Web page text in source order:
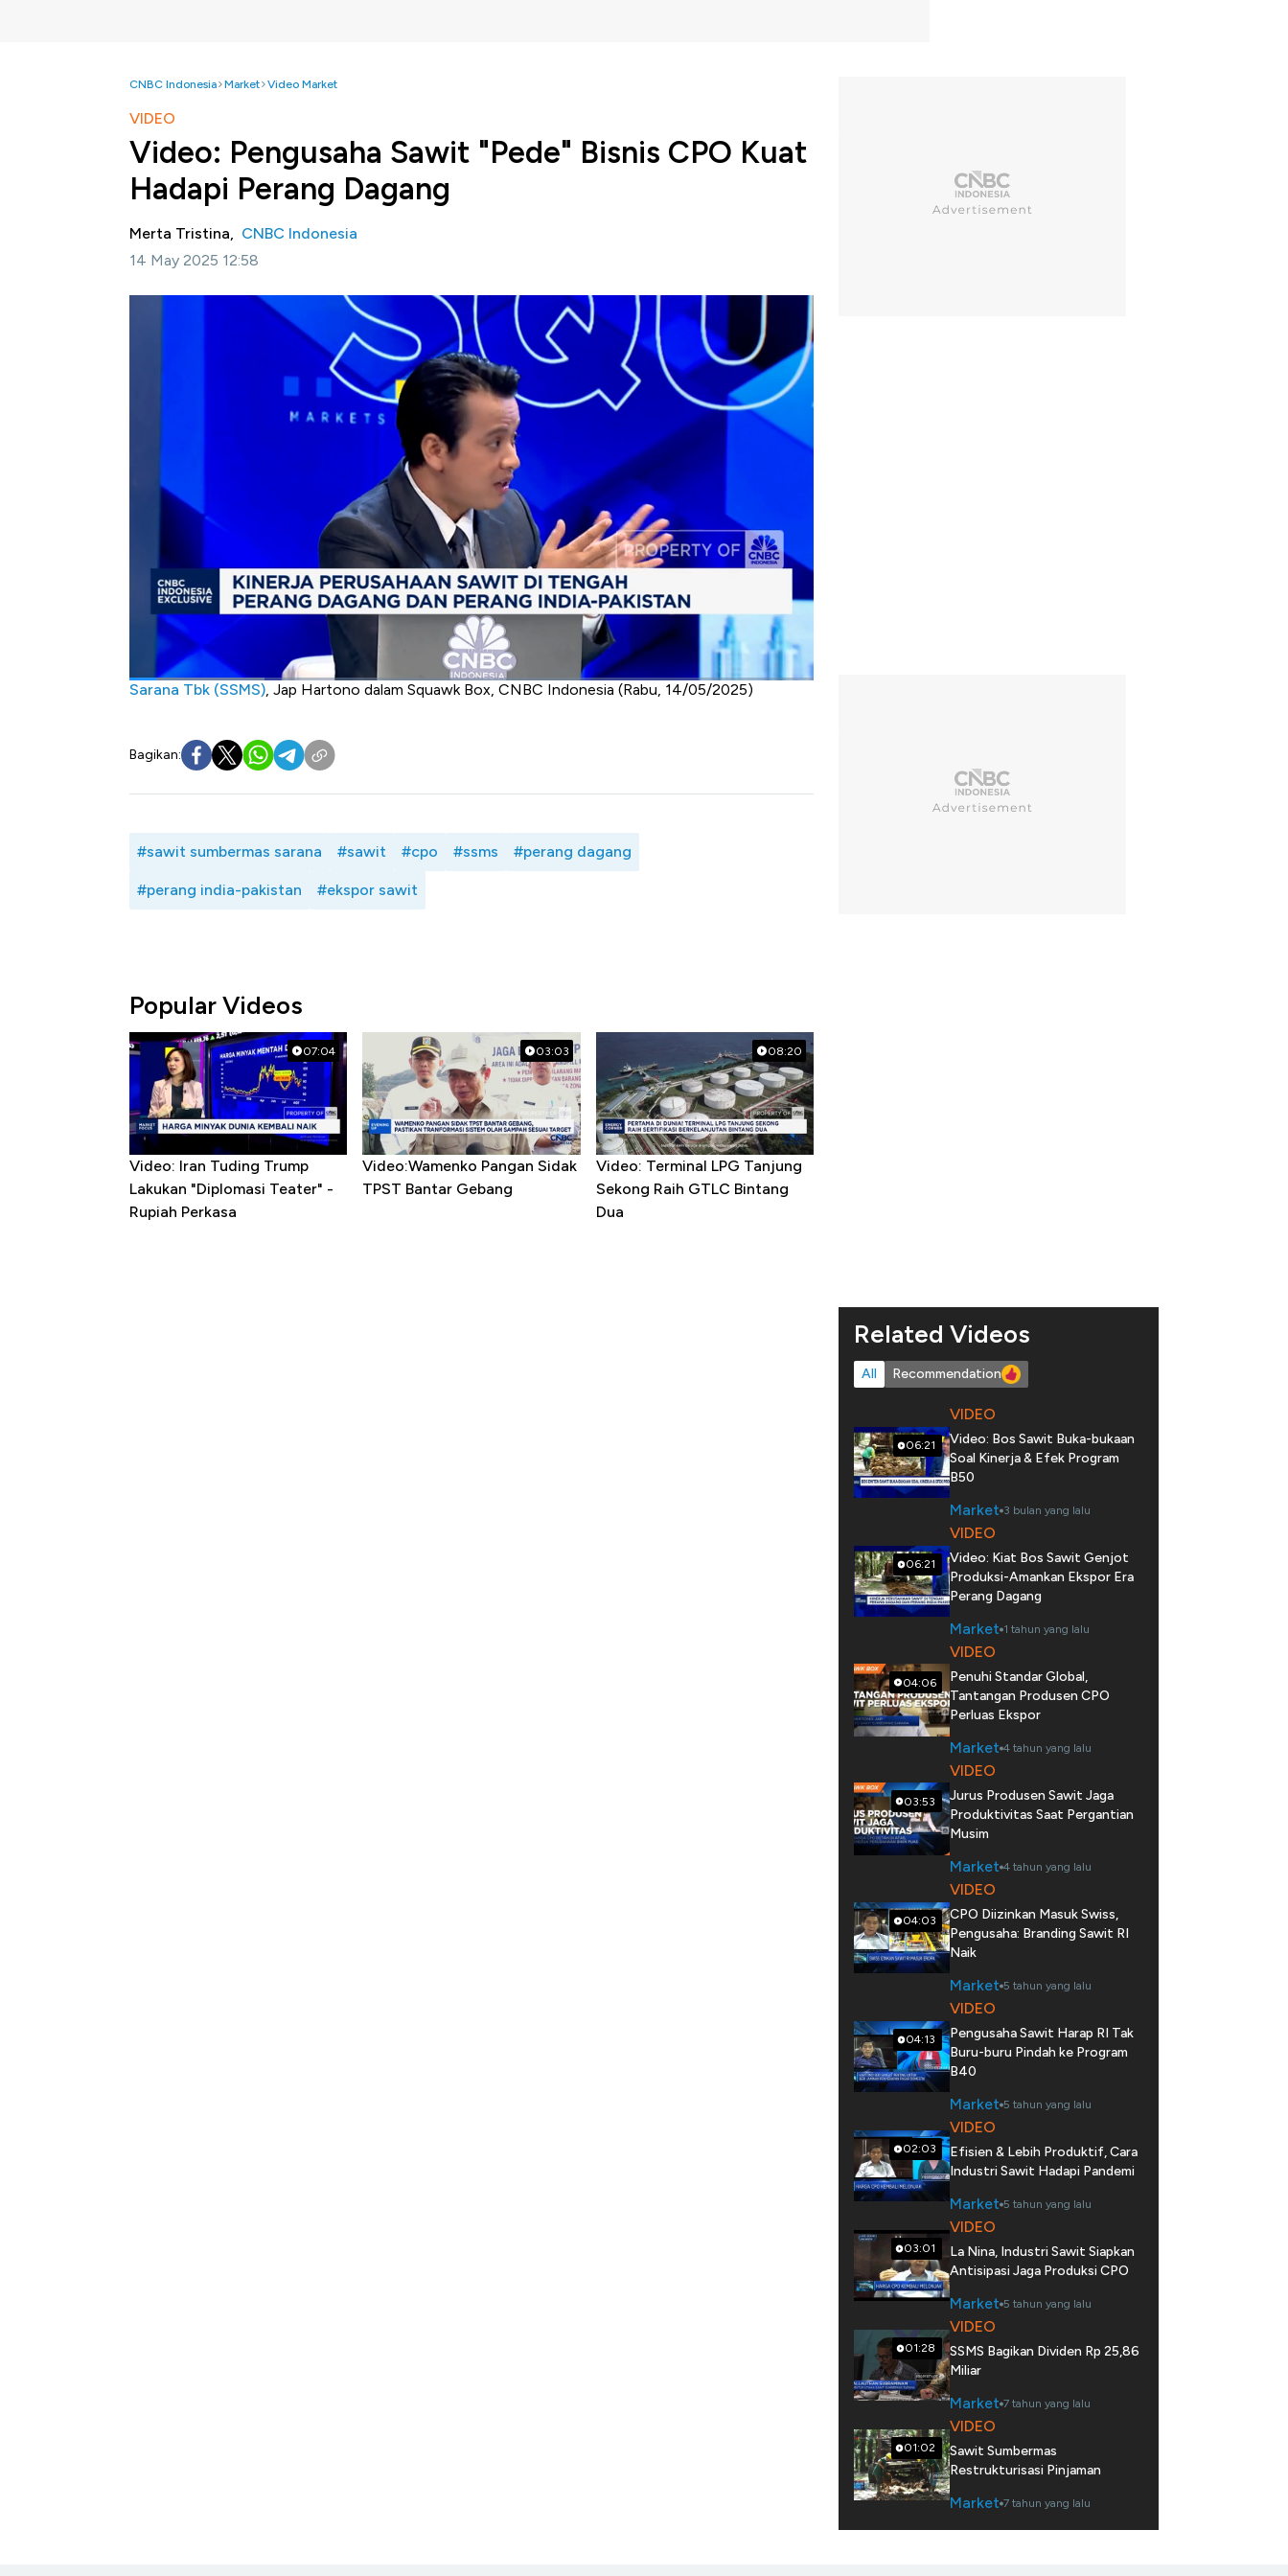
CNBC Indonesia Market Video Market
VIDEO
Video: Pengusaha Sawit "Pede" Bisnis CPO Kuat
Hadapi Perang Dagang
Merta Tristina, CNBC Indonesia
14 May 2025 12:58
Jakarta, CNBC Indonesia-
Gejolak ekonomi global dan ancaman gangguan rantai pasok masih
menghantui industri sawit imbas kenaikan tarif impor yang ditetapkan Amerika Serikat hingga perang
Indis dan Pakistan yang kian memanas.
PT Sawit Sumbermas Sarana Tbk (SSMS)
, Jap Hartono mengatakan kenaikan
tarif impor AS tidak begitu berefek ke bisnis Crude Palm Oil (CPO) RI mengingat ekspor RI ke AS
Namun mengingat ekspor CPO ke India dan Pakistan cukup besar maka ketegangan dua negara
nuklir AS ini cukup mengkhawatirkan. Meski demikian mulai berlangsungnya gencatan senjata India-
Pakistan tidak mengganggu permintaan termasuk biaya logistik minyak sawit RI dari kedua negara RI.
Mengantasipasi ancaman kenaikan biaya logistik dan permintaan, SSMS mendorong peningkatan
produktifitas dan efisiensi. Hal ini dilaksanakan lewat pengaturan stok pupuk, hingga mencegak
kebocoran produksi serta meningkatkan produksi
Seperti apa dampak gejolak gelobal ke bisnis sawit? apa strategi industri menghadapi kondisi ini?
Selengkapnya simak dialog Bramudya Prabowo dengan Presiden DirekturPT Sawit Sumbermas
Sarana Tbk (SSMS), Jap Hartono dalam Squawk Box, CNBC Indonesia (Rabu, 14/05/2025)
Bagikan:
#sawit sumbermas sarana #sawit #cpo #ssms #perang dagang
#perang india-pakistan #ekspor sawit
Popular Videos
07:04
Video: Iran Tuding Trump
Lakukan "Diplomasi Teater" -
Rupiah Perkasa
03:03
Video:Wamenko Pangan Sidak
TPST Bantar Gebang
08:20
Video: Terminal LPG Tanjung
Sekong Raih GTLC Bintang
Dua
Related Videos
All Recommendation
06:21
VIDEO
Video: Bos Sawit Buka-bukaan
Soal Kinerja & Efek Program
B50
Market 3 bulan yang lalu
06:21
VIDEO
Video: Kiat Bos Sawit Genjot
Produksi-Amankan Ekspor Era
Perang Dagang
Market 1 tahun yang lalu
04:06
VIDEO
Penuhi Standar Global,
Tantangan Produsen CPO
Perluas Ekspor
Market 4 tahun yang lalu
03:53
VIDEO
Jurus Produsen Sawit Jaga
Produktivitas Saat Pergantian
Musim
Market 4 tahun yang lalu
04:03
VIDEO
CPO Diizinkan Masuk Swiss,
Pengusaha: Branding Sawit RI
Naik
Market 5 tahun yang lalu
04:13
VIDEO
Pengusaha Sawit Harap RI Tak
Buru-buru Pindah ke Program
B40
Market 5 tahun yang lalu
02:03
VIDEO
Efisien & Lebih Produktif, Cara
Industri Sawit Hadapi Pandemi
Market 5 tahun yang lalu
03:01
VIDEO
La Nina, Industri Sawit Siapkan
Antisipasi Jaga Produksi CPO
Market 5 tahun yang lalu
01:28
VIDEO
SSMS Bagikan Dividen Rp 25,86
Miliar
Market 7 tahun yang lalu
01:02
VIDEO
Sawit Sumbermas
Restrukturisasi Pinjaman
Market 7 tahun yang lalu